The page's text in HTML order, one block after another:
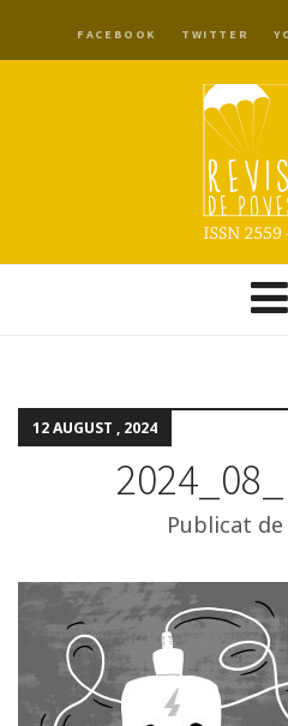
FACEBOOK TWITTER
12 AUGUST , 2024
Publicat de